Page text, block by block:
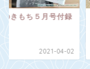
のブラッシング手袋
2020-05-25